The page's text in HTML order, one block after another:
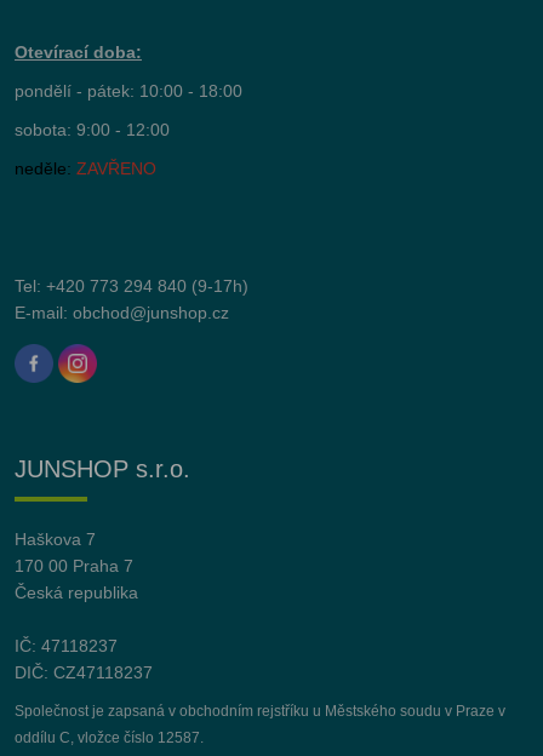
Otevírací doba:
pondělí - pátek: 10:00 - 18:00
sobota: 9:00 - 12:00
neděle: ZAVŘENO
Tel: +420 773 294 840 (9-17h)
E-mail: obchod@junshop.cz
JUNSHOP s.r.o.
Haškova 7
170 00 Praha 7
Česká republika
IČ: 47118237
DIČ: CZ47118237
Společnost je zapsaná v obchodním rejstříku u Městského soudu v Praze v
oddílu C, vložce číslo 12587.